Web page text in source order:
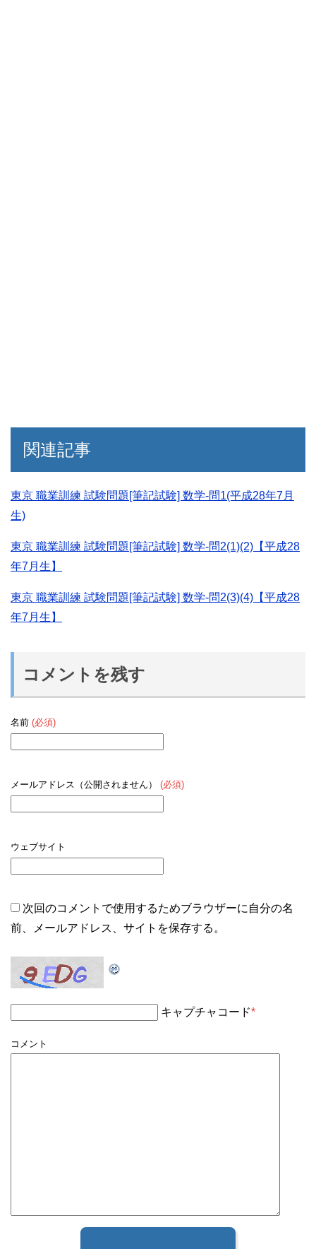
関連記事
東京 職業訓練 試験問題[筆記試験] 数学-問1(平成28年7月
生)
東京 職業訓練 試験問題[筆記試験] 数学-問2(1)(2)【平成28
年7月生】
東京 職業訓練 試験問題[筆記試験] 数学-問2(3)(4)【平成28
年7月生】
コメントを残す
名前 (必須)
メールアドレス（公開されません） (必須)
ウェブサイト
次回のコメントで使用するためブラウザーに自分の名
前、メールアドレス、サイトを保存する。
キャプチャコード*
コメント